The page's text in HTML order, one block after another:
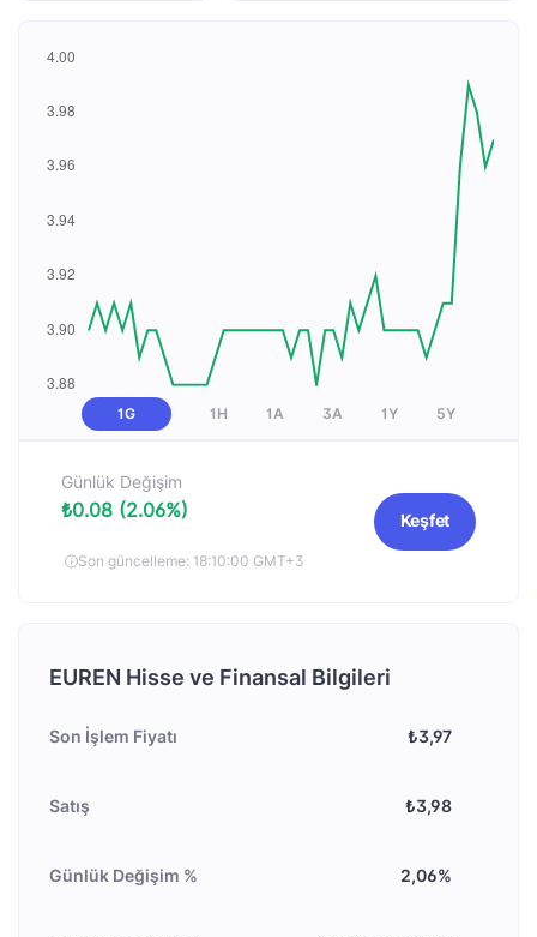
1G 1H 1A 3A 1Y 5Y
Günlük Değişim
₺0.08 (2.06%)
Son güncelleme: 18:10:00 GMT+3
Keşfet
EUREN Hisse ve Finansal Bilgileri
Son İşlem Fiyatı ₺3,97
Satış ₺3,98
Günlük Değişim % 2,06%